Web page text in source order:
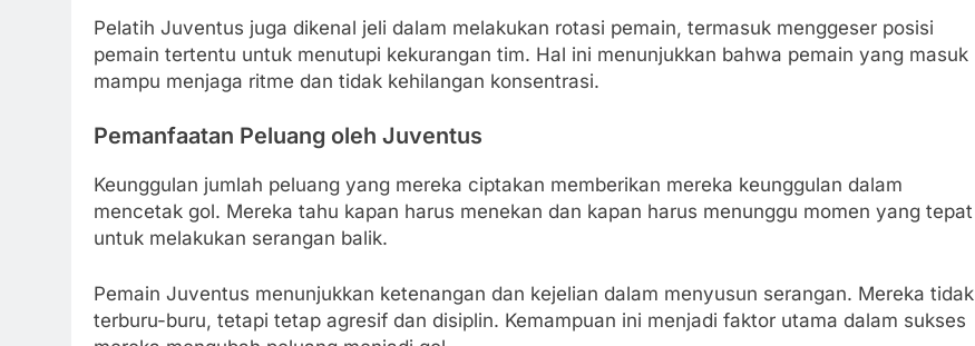
Pelatih Juventus juga dikenal jeli dalam melakukan rotasi pemain, termasuk menggeser posisi
pemain tertentu untuk menutupi kekurangan tim. Hal ini menunjukkan bahwa pemain yang masuk
mampu menjaga ritme dan tidak kehilangan konsentrasi.
Pemanfaatan Peluang oleh Juventus
Keunggulan jumlah peluang yang mereka ciptakan memberikan mereka keunggulan dalam
mencetak gol. Mereka tahu kapan harus menekan dan kapan harus menunggu momen yang tepat
untuk melakukan serangan balik.
Pemain Juventus menunjukkan ketenangan dan kejelian dalam menyusun serangan. Mereka tidak
terburu-buru, tetapi tetap agresif dan disiplin. Kemampuan ini menjadi faktor utama dalam sukses